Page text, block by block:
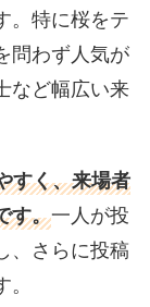
。特に桜をテ
問わず人気が
など幅広い来
すく、来場者
す。一人が投
、さらに投稿